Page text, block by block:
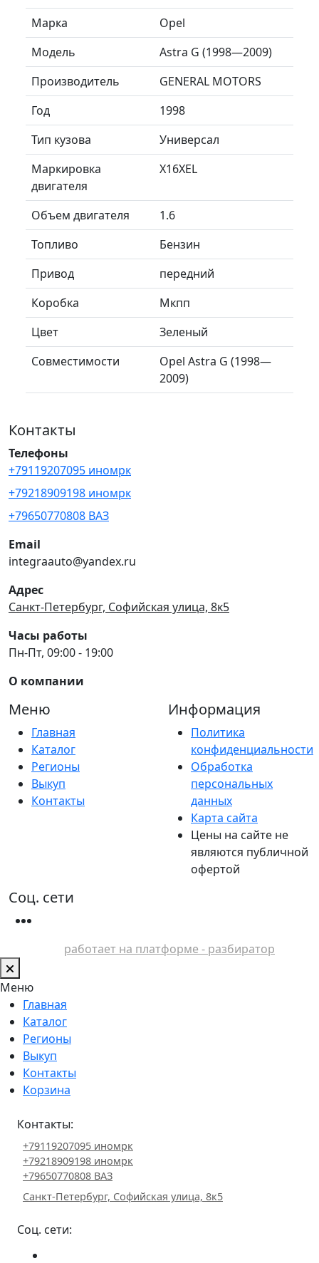
Марка
Opel
Модель
Astra G (1998—2009)
Производитель
GENERAL MOTORS
Год
1998
Тип кузова
Универсал
Маркировка
двигателя
X16XEL
Объем двигателя
1.6
Топливо
Бензин
Привод
передний
Коробка
Мкпп
Цвет
Зеленый
Совместимости
Opel Astra G (1998—
2009)
Контакты
Телефоны
+79119207095 иномрк
+79218909198 иномрк
+79650770808 ВАЗ
Email
integraauto@yandex.ru
Адрес
Санкт-Петербург, Софийская улица, 8к5
Часы работы
Пн-Пт, 09:00 - 19:00
О компании
Меню
Главная
Каталог
Регионы
Выкуп
Контакты
Информация
Политика
конфиденциальности
Обработка
персональных
данных
Карта сайта
Цены на сайте не
являются публичной
офертой
Соц. сети
работает на платформе - разбиратор
Меню
Главная
Каталог
Регионы
Выкуп
Контакты
Корзина
Контакты:
+79119207095 иномрк
+79218909198 иномрк
+79650770808 ВАЗ
Санкт-Петербург, Софийская улица, 8к5
Соц. сети: